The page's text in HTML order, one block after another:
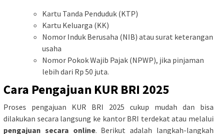
Kartu Tanda Penduduk (KTP)
Kartu Keluarga (KK)
Nomor Induk Berusaha (NIB) atau surat keterangan
usaha
Nomor Pokok Wajib Pajak (NPWP), jika pinjaman
lebih dari Rp 50 juta.
Cara Pengajuan KUR BRI 2025
Proses pengajuan KUR BRI 2025 cukup mudah dan bisa
dilakukan secara langsung ke kantor BRI terdekat atau melalui
pengajuan secara online. Berikut adalah langkah-langkah